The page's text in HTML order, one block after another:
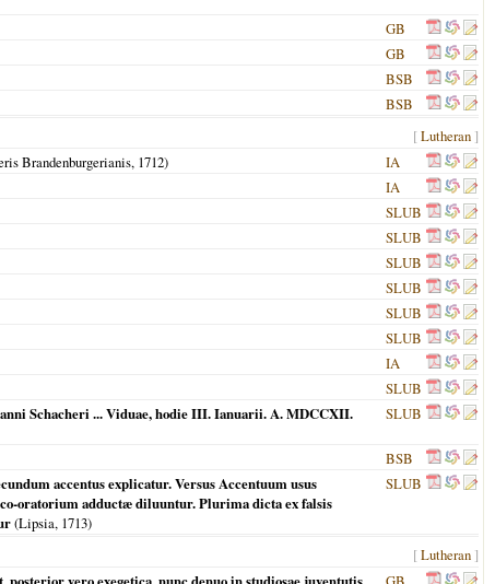
GB
GB
BSB
BSB
[Lutheran ]
Brandenburgerianis, 1712)
IA
IA
SLUB
SLUB
SLUB
SLUB
SLUB
SLUB
IA
SLUB
Schacheri ... Viduae, hodie III. Ianuarii. A. MDCCXII.
SLUB
BSB
accentus explicatur. Versus Accentuum usus
oratorium adductæ diluuntur. Plurima dicta ex falsis
(Lipsia, 1713)
SLUB
[Lutheran ]